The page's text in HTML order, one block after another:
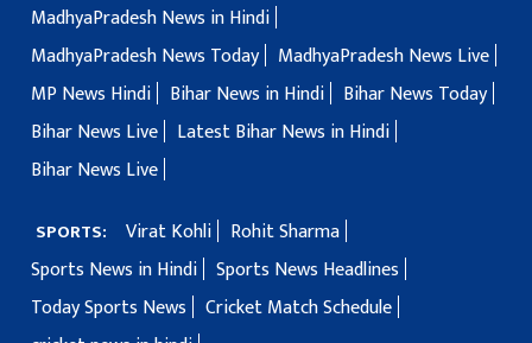
MadhyaPradesh News in Hindi
MadhyaPradesh News Today
MadhyaPradesh News Live
MP News Hindi
Bihar News in Hindi
Bihar News Today
Bihar News Live
Latest Bihar News in Hindi
Bihar News Live
SPORTS: Virat Kohli
Rohit Sharma
Sports News in Hindi Sports News Headlines
Today Sports News
Cricket Match Schedule